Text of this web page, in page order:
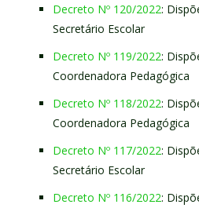
Decreto Nº 120/2022:
Secretário Escolar
Decreto Nº 119/2022:
Coordenadora Pedagógica
Decreto Nº 118/2022:
Coordenadora Pedagógica
Decreto Nº 117/2022:
Secretário Escolar
Decreto Nº 116/2022: